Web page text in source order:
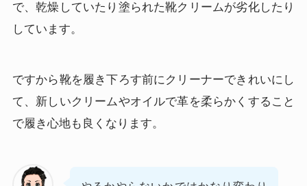
で、乾燥していたり塗られた靴クリームが劣化したり
しています。
ですから靴を履き下ろす前にクリーナーできれいにし
て、新しいクリームやオイルで革を柔らかくすること
で履き心地も良くなります。